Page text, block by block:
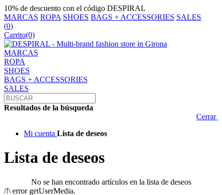
10% de descuento con el código DESPIRAL
MARCAS ROPA SHOES BAGS + ACCESSORIES SALES
(0)
Carrito(0)
MARCAS
ROPA
SHOES
BAGS + ACCESSORIES
SALES
Resultados de la búsqueda
Cerrar
Mi cuenta Lista de deseos
Lista de deseos
No se han encontrado artículos en la lista de deseos
/!\ error getUserMedia.